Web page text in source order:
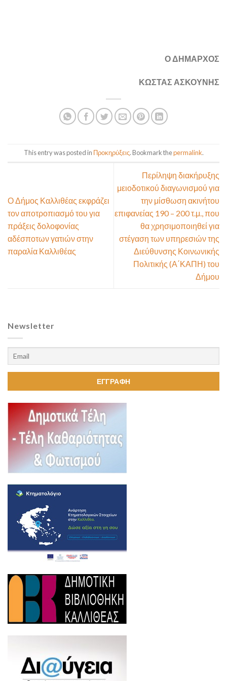
Ο ΔΗΜΑΡΧΟΣ
ΚΩΣΤΑΣ ΑΣΚΟΥΝΗΣ
This entry was posted in Προκηρύξεις. Bookmark thepermalink.
Ο Δήμος Καλλιθέας εκφράζει
τον αποτροπιασμό του για
πράξεις δολοφονίας
αδέσποτων γατιών στην
παραλία Καλλιθέας
Περίληψη διακήρυξης
μειοδοτικού διαγωνισμού για
την μίσθωση ακινήτου
επιφανείας 190 – 200 τ.μ., που
θα χρησιμοποιηθεί για
στέγαση των υπηρεσιών της
Διεύθυνσης Κοινωνικής
Πολιτικής (Α΄ΚΑΠΗ) του
Δήμου
Newsletter